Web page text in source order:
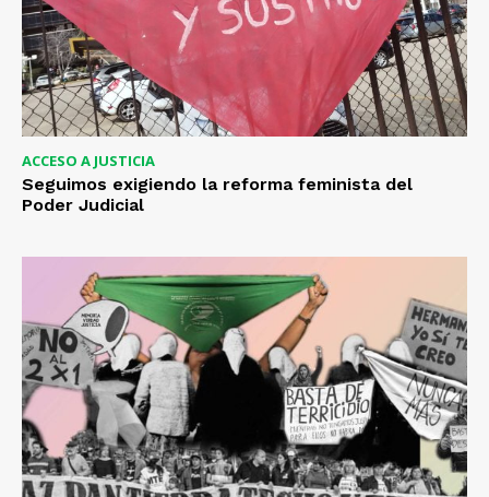
ACCESO A JUSTICIA
Seguimos exigiendo la reforma feminista del
Poder Judicial